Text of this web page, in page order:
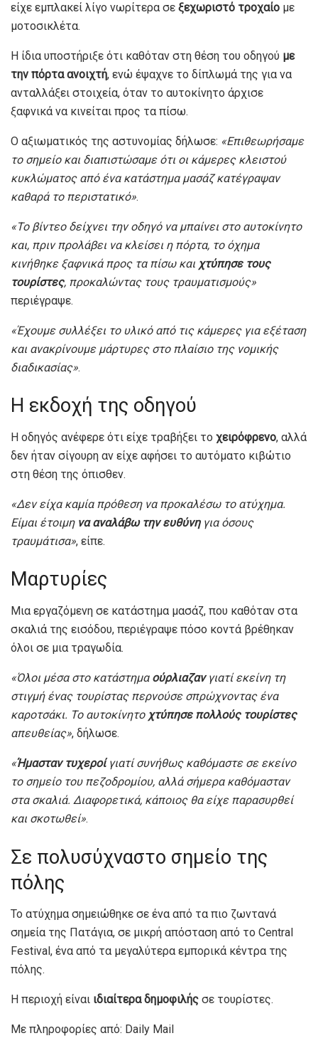
είχε εμπλακεί λίγο νωρίτερα σε ξεχωριστό τροχαίο με
μοτοσικλέτα.
Η ίδια υποστήριξε ότι καθόταν στη θέση του οδηγού με
την πόρτα ανοιχτή, ενώ έψαχνε το δίπλωμά της για να
ανταλλάξει στοιχεία, όταν το αυτοκίνητο άρχισε
ξαφνικά να κινείται προς τα πίσω.
Ο αξιωματικός της αστυνομίας δήλωσε: «Επιθεωρήσαμε
το σημείο και διαπιστώσαμε ότι οι κάμερες κλειστού
κυκλώματος από ένα κατάστημα μασάζ κατέγραψαν
καθαρά το περιστατικό».
«Το βίντεο δείχνει την οδηγό να μπαίνει στο αυτοκίνητο
και, πριν προλάβει να κλείσει η πόρτα, το όχημα
κινήθηκε ξαφνικά προς τα πίσω και χτύπησε τους
τουρίστες, προκαλώντας τους τραυματισμούς»
περιέγραψε.
«Έχουμε συλλέξει το υλικό από τις κάμερες για εξέταση
και ανακρίνουμε μάρτυρες στο πλαίσιο της νομικής
διαδικασίας».
Η εκδοχή της οδηγού
Η οδηγός ανέφερε ότι είχε τραβήξει το χειρόφρενο, αλλά
δεν ήταν σίγουρη αν είχε αφήσει το αυτόματο κιβώτιο
στη θέση της όπισθεν.
«Δεν είχα καμία πρόθεση να προκαλέσω το ατύχημα.
Είμαι έτοιμη να αναλάβω την ευθύνηγια όσους
τραυμάτισα», είπε.
Μαρτυρίες
Μια εργαζόμενη σε κατάστημα μασάζ, που καθόταν στα
σκαλιά της εισόδου, περιέγραψε πόσο κοντά βρέθηκαν
όλοι σε μια τραγωδία.
«Όλοι μέσα στο κατάστημα ούρλιαζανγιατί εκείνη τη
στιγμή ένας τουρίστας περνούσε σπρώχνοντας ένα
καροτσάκι. Το αυτοκίνητο χτύπησε πολλούς τουρίστες
απευθείας», δήλωσε.
«Ήμασταν τυχεροίγιατί συνήθως καθόμαστε σε εκείνο
το σημείο του πεζοδρομίου, αλλά σήμερα καθόμασταν
στα σκαλιά. Διαφορετικά, κάποιος θα είχε παρασυρθεί
και σκοτωθεί».
Σε πολυσύχναστο σημείο της
πόλης
Το ατύχημα σημειώθηκε σε ένα από τα πιο ζωντανά
σημεία της Πατάγια, σε μικρή απόσταση από το Central
Festival, ένα από τα μεγαλύτερα εμπορικά κέντρα της
πόλης.
Η περιοχή είναι ιδιαίτερα δημοφιλής σε τουρίστες.
Με πληροφορίες από: Daily Mail